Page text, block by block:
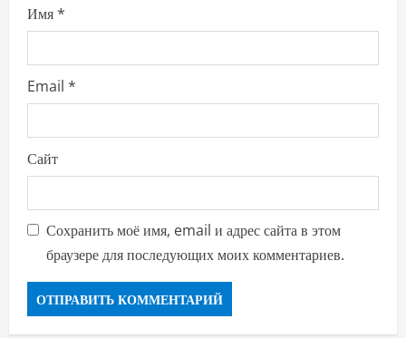
Имя*
Email *
Сайт
Сохранить моё имя, email и адрес сайта в этом
браузере для последующих моих комментариев.